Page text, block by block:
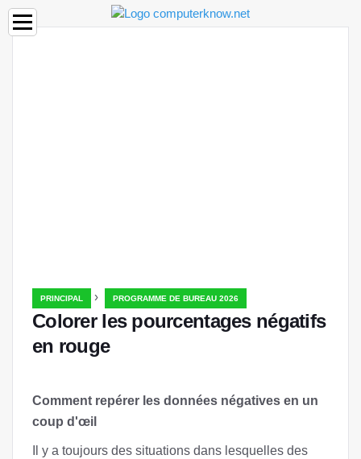
PRINCIPAL › PROGRAMME DE BUREAU 2026
Colorer les pourcentages négatifs
en rouge
Comment repérer les données négatives en un
coup d'œil
Il y a toujours des situations dans lesquelles des